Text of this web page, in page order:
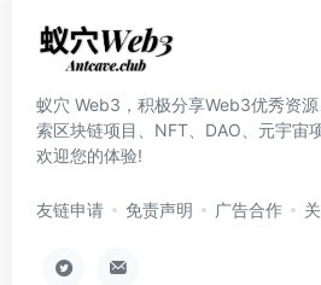
蚁穴 Web3，积极分享Web3优秀资
索区块链项目、NFT、DAO、元宇宙
欢迎您的体验!
友链申请 免责声明 广告合作